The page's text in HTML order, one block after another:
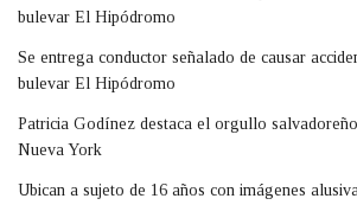
bulevar El Hipódromo
Se entrega conductor señalado de causar
bulevar El Hipódromo
Patricia Godínez destaca el orgullo
Nueva York
Ubican a sujeto de 16 años con imágenes